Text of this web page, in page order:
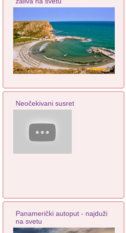
Neočekivani susret
Panamerički autoput - najduži
na svetu